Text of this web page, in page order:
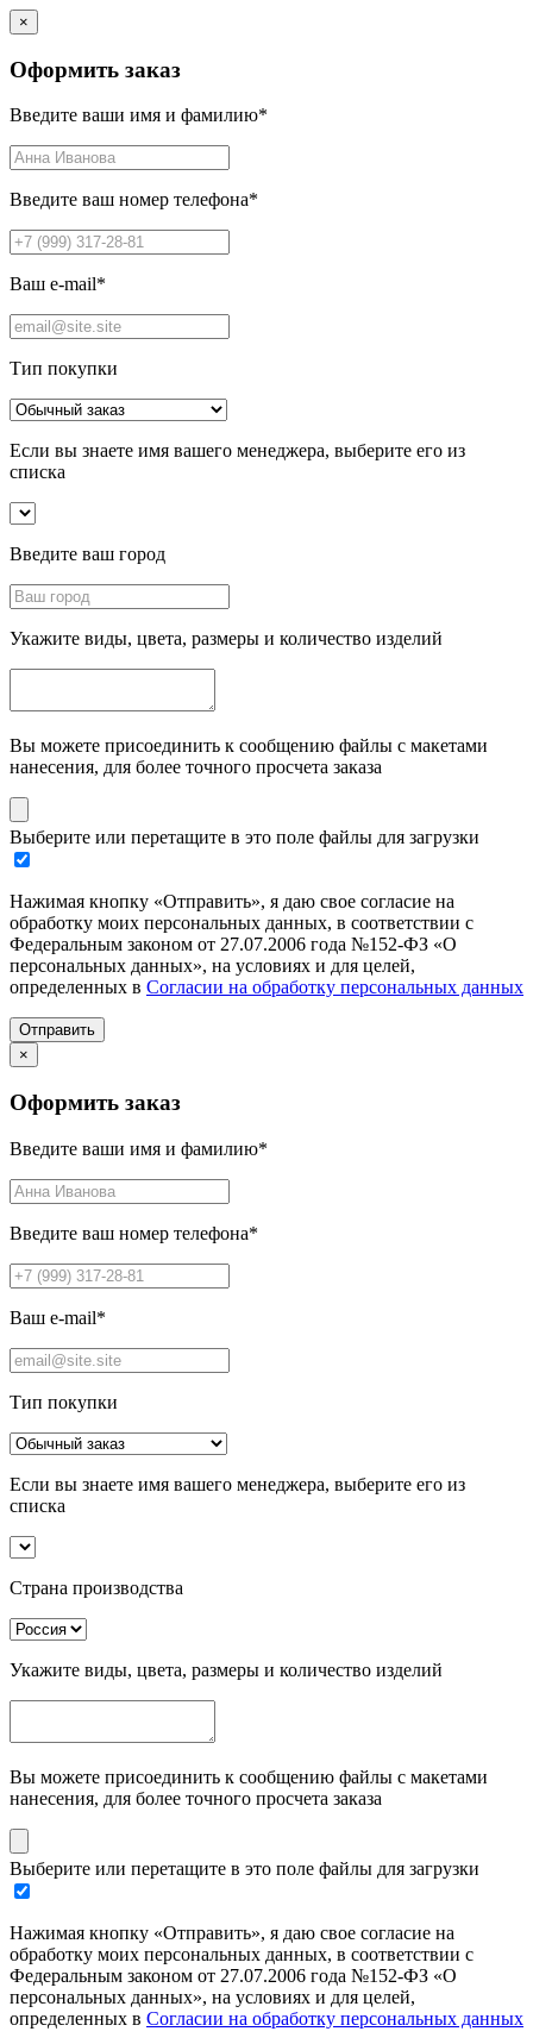
×
Оформить заказ
Введите ваши имя и фамилию*
Введите ваш номер телефона*
Ваш e-mail*
Тип покупки
Если вы знаете имя вашего менеджера, выберите его из
списка
Введите ваш город
Укажите виды, цвета, размеры и количество изделий
Вы можете присоединить к сообщению файлы с макетами
нанесения, для более точного просчета заказа
Выберите или перетащите в это поле файлы для загрузки
Нажимая кнопку «Отправить», я даю свое согласие на
обработку моих персональных данных, в соответствии с
Федеральным законом от 27.07.2006 года №152-ФЗ «О
персональных данных», на условиях и для целей,
определенных в Согласии на обработку персональных данных
Отправить
×
Оформить заказ
Введите ваши имя и фамилию*
Введите ваш номер телефона*
Ваш e-mail*
Тип покупки
Если вы знаете имя вашего менеджера, выберите его из
списка
Страна производства
Укажите виды, цвета, размеры и количество изделий
Вы можете присоединить к сообщению файлы с макетами
нанесения, для более точного просчета заказа
Выберите или перетащите в это поле файлы для загрузки
Нажимая кнопку «Отправить», я даю свое согласие на
обработку моих персональных данных, в соответствии с
Федеральным законом от 27.07.2006 года №152-ФЗ «О
персональных данных», на условиях и для целей,
определенных в Согласии на обработку персональных данных